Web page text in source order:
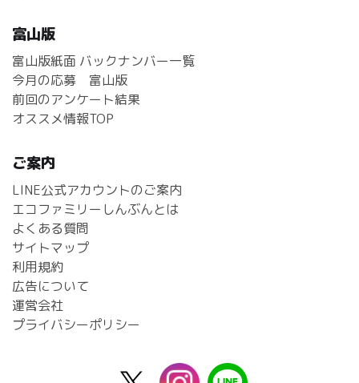
富山版
富山版紙面 バックナンバー一覧
今月の応募 富山版
前回のアンケート結果
オススメ情報TOP
ご案内
LINE公式アカウントのご案内
エコファミリーしんぶんとは
よくある質問
サイトマップ
利用規約
広告について
運営会社
プライバシーポリシー
instagram